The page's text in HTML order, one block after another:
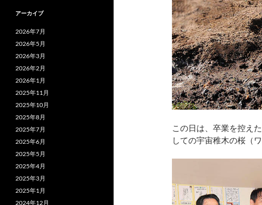
この日は、卒業を控え
しての宇宙稚木の桜（
アーカイブ
2026年7月
2026年5月
2026年3月
2026年2月
2026年1月
2025年11月
2025年10月
2025年8月
2025年7月
2025年6月
2025年5月
2025年4月
2025年3月
2025年1月
2024年12月